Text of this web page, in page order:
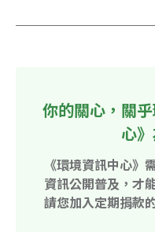
你的關心，關
心
《環境資訊中心》
資訊公開普及，才
請您加入定期捐款